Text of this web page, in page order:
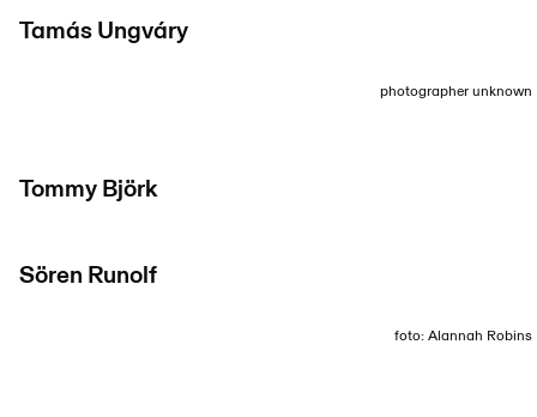
Tamás Ungváry
photographer unknown
Tommy Björk
Sören Runolf
foto: Alannah Robins